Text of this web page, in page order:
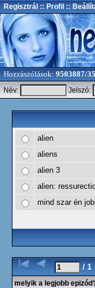
Regisztrál :: Profil ::
Hozzászólások: 9503887/35
Név:
Jelszó:
alien
aliens
alien 3
alien:
mind szar én
/ 1
melyik a legjobb